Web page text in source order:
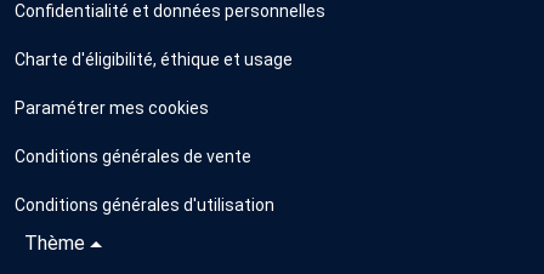
Confidentialité et données personnelles
Charte d'éligibilité, éthique et usage
Paramétrer mes cookies
Conditions générales de vente
Conditions générales d'utilisation
Thème